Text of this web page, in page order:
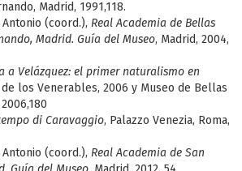
Madrid, 1991,118.
Antonio (coord.), Real Academia de Bellas
Madrid. Guía del Museo, Madrid, 2004,
a Velázquez: el primer naturalismo en
los Venerables, 2006 y Museo de Bellas
di Caravaggio, Palazzo Venezia, Roma,
Antonio (coord.), Real Academia de San